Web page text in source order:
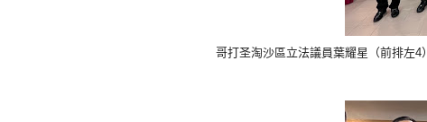
哥打圣淘沙區立法議員葉耀星（前排左4）